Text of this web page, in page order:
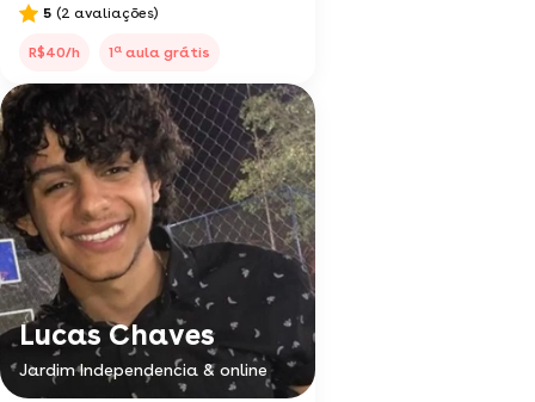
5 (2 avaliações)
R$40/h 1a aula grátis
Lucas Chaves
Jardim Independencia & online